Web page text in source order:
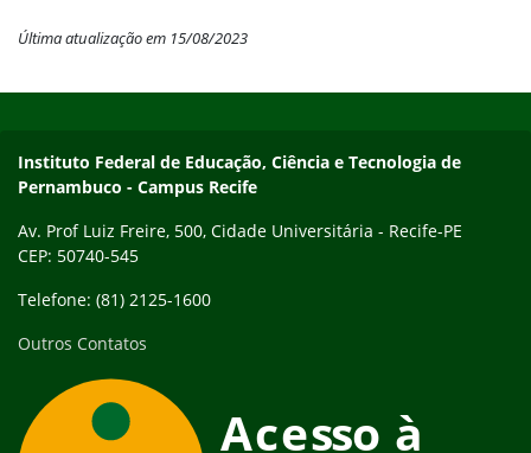
Última atualização em 15/08/2023
Instituto Federal de Educação, Ciência e Tecnologia de
Pernambuco - Campus Recife
Av. Prof Luiz Freire, 500, Cidade Universitária - Recife-PE
CEP: 50740-545
Telefone: (81) 2125-1600
Outros Contatos